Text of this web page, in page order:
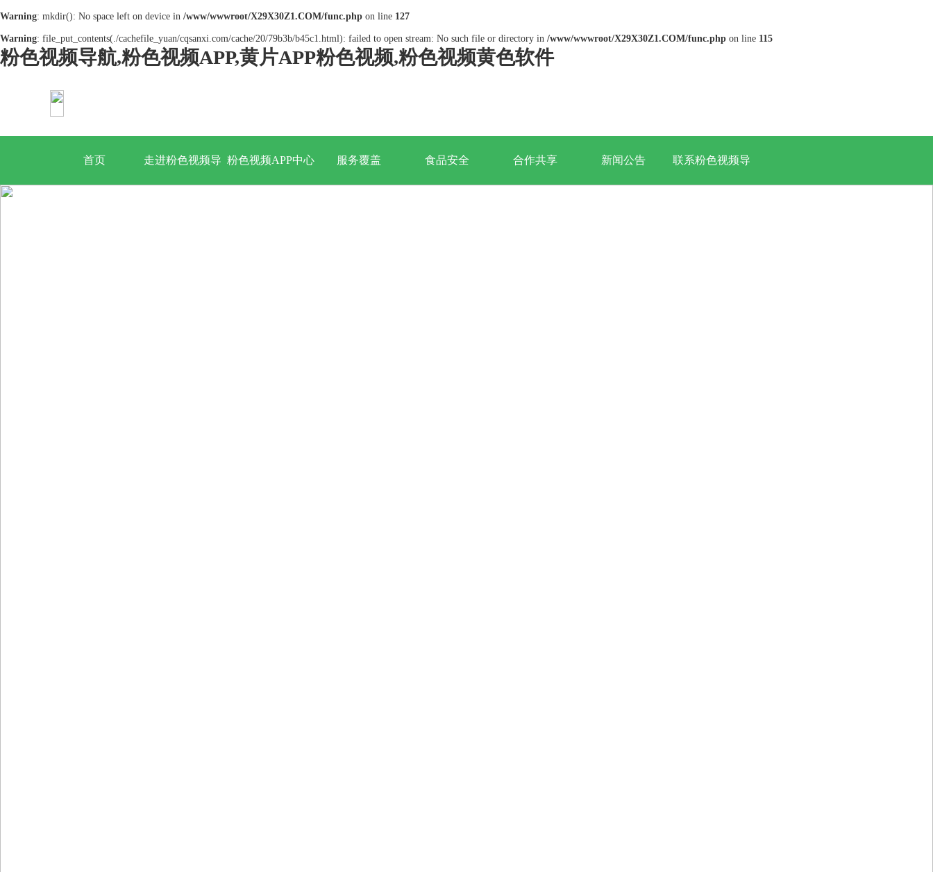
Warning: mkdir(): No space left on device in /www/wwwroot/X29X30Z1.COM/func.php on line 127
Warning: file_put_contents(./cachefile_yuan/cqsanxi.com/cache/20/79b3b/b45c1.html): failed to open stream: No such file or directory in /www/wwwroot/X29X30Z1.COM/func.php on line 115
粉色视频导航,粉色视频APP,黄片APP粉色视频,粉色视频黄色软件
首页 走进粉色视频导 粉色视频APP中心 服务覆盖 食品安全 合作共享 新闻公告 联系粉色视频导